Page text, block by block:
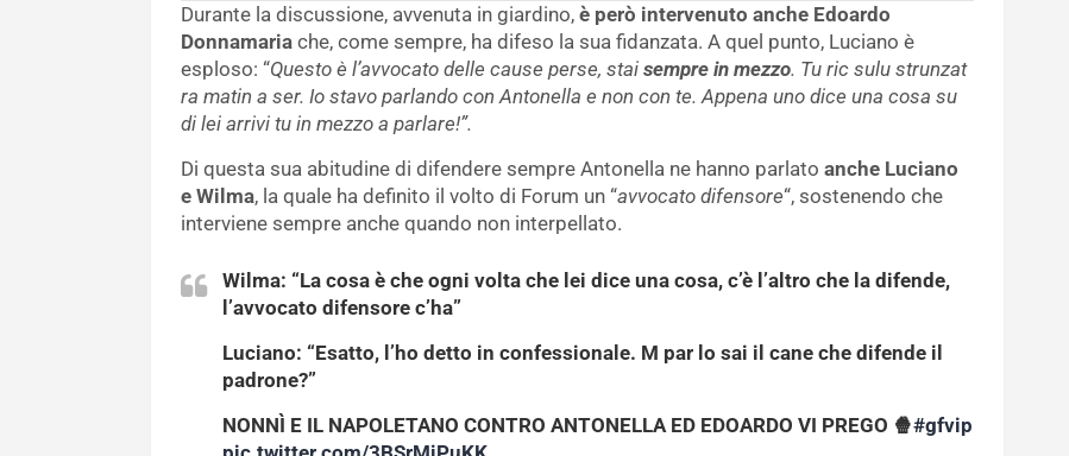
Durante la discussione, avvenuta in giardino, è però intervenuto anche Edoardo
Donnamaria che, come sempre, ha difeso la sua fidanzata. A quel punto, Luciano è
esploso: “Questo è l’avvocato delle cause perse, stai sempre in mezzo. Tu ric sulu strunzat
ra matin a ser. Io stavo parlando con Antonella e non con te. Appena uno dice una cosa su
di lei arrivi tu in mezzo a parlare!”.
Di questa sua abitudine di difendere sempre Antonella ne hanno parlato anche Luciano
e Wilma, la quale ha definito il volto di Forum un “avvocato difensore“, sostenendo che
interviene sempre anche quando non interpellato.
Wilma: “La cosa è che ogni volta che lei dice una cosa, c’è l’altro che la difende,
l’avvocato difensore c’ha”
Luciano: “Esatto, l’ho detto in confessionale. M par lo sai il cane che difende il
padrone?”
NONNÌ E IL NAPOLETANO CONTRO ANTONELLA ED EDOARDO VI PREGO 🍿 #gfvip
pic.twitter.com/3BSrMiPuKK